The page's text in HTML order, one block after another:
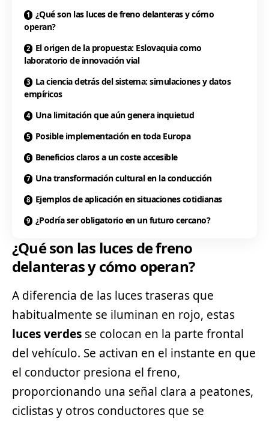
¿Qué son las luces de freno delanteras y cómo
operan?
El origen de la propuesta: Eslovaquia como
laboratorio de innovación vial
La ciencia detrás del sistema: simulaciones y datos
empíricos
Una limitación que aún genera inquietud
Posible implementación en toda Europa
Beneficios claros a un coste accesible
Una transformación cultural en la conducción
Ejemplos de aplicación en situaciones cotidianas
¿Podría ser obligatorio en un futuro cercano?
¿Qué son las luces de freno
delanteras y cómo operan?
A diferencia de las luces traseras que
habitualmente se iluminan en rojo, estas
luces verdes se colocan en la parte frontal
del vehículo. Se activan en el instante en que
el conductor presiona el freno,
proporcionando una señal clara a peatones,
ciclistas y otros conductores que se